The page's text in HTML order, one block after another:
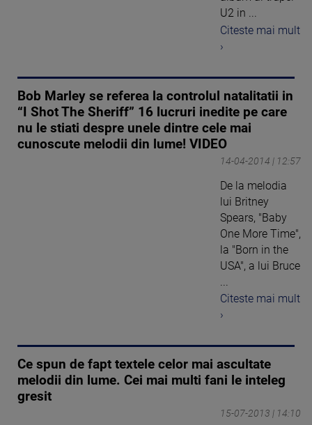
U2 in ...
Citeste mai mult
›
Bob Marley se referea la controlul natalitatii in
“I Shot The Sheriff” 16 lucruri inedite pe care
nu le stiati despre unele dintre cele mai
cunoscute melodii din lume! VIDEO
14-04-2014 | 12:57
De la melodia
lui Britney
Spears, "Baby
One More Time",
la "Born in the
USA", a lui Bruce
Citeste mai mult
›
Ce spun de fapt textele celor mai ascultate
melodii din lume. Cei mai multi fani le inteleg
gresit
15-07-2013 | 14:10